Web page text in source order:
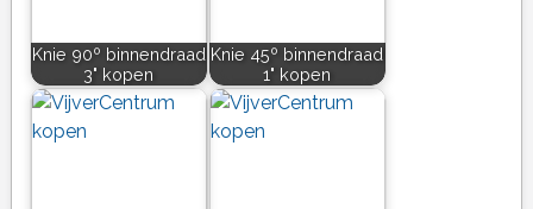
Knie 90º binnendraad
3" kopen
Knie 45º binnendraad
1" kopen